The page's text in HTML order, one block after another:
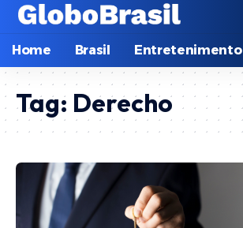
Home Brasil Entretenimento
Tag: Derecho